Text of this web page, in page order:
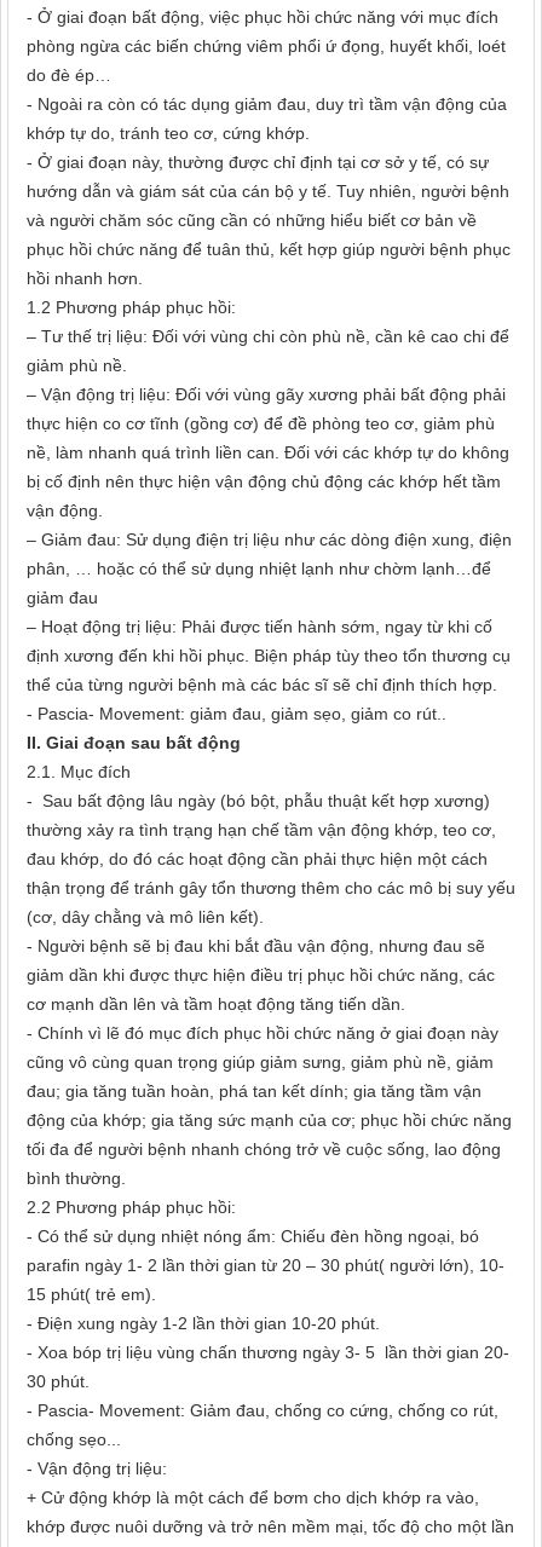
- Ở giai đoạn bất động, việc phục hồi chức năng với mục đích
phòng ngừa các biến chứng viêm phổi ứ đọng, huyết khối, loét
do đè ép…
- Ngoài ra còn có tác dụng giảm đau, duy trì tầm vận động của
khớp tự do, tránh teo cơ, cứng khớp.
- Ở giai đoạn này, thường được chỉ định tại cơ sở y tế, có sự
hướng dẫn và giám sát của cán bộ y tế. Tuy nhiên, người bệnh
và người chăm sóc cũng cần có những hiểu biết cơ bản về
phục hồi chức năng để tuân thủ, kết hợp giúp người bệnh phục
hồi nhanh hơn.
1.2 Phương pháp phục hồi:
– Tư thế trị liệu: Đối với vùng chi còn phù nề, cần kê cao chi để
giảm phù nề.
– Vận động trị liệu: Đối với vùng gãy xương phải bất động phải
thực hiện co cơ tĩnh (gồng cơ) để đề phòng teo cơ, giảm phù
nề, làm nhanh quá trình liền can. Đối với các khớp tự do không
bị cố định nên thực hiện vận động chủ động các khớp hết tầm
vận động.
– Giảm đau: Sử dụng điện trị liệu như các dòng điện xung, điện
phân, … hoặc có thể sử dụng nhiệt lạnh như chờm lạnh…để
giảm đau
– Hoạt động trị liệu: Phải được tiến hành sớm, ngay từ khi cố
định xương đến khi hồi phục. Biện pháp tùy theo tổn thương cụ
thể của từng người bệnh mà các bác sĩ sẽ chỉ định thích hợp.
- Pascia- Movement: giảm đau, giảm sẹo, giảm co rút..
II. Giai đoạn sau bất động
2.1. Mục đích
- Sau bất động lâu ngày (bó bột, phẫu thuật kết hợp xương)
thường xảy ra tình trạng hạn chế tầm vận động khớp, teo cơ,
đau khớp, do đó các hoạt động cần phải thực hiện một cách
thận trọng để tránh gây tổn thương thêm cho các mô bị suy yếu
(cơ, dây chằng và mô liên kết).
- Người bệnh sẽ bị đau khi bắt đầu vận động, nhưng đau sẽ
giảm dần khi được thực hiện điều trị phục hồi chức năng, các
cơ mạnh dần lên và tầm hoạt động tăng tiến dần.
- Chính vì lẽ đó mục đích phục hồi chức năng ở giai đoạn này
cũng vô cùng quan trọng giúp giảm sưng, giảm phù nề, giảm
đau; gia tăng tuần hoàn, phá tan kết dính; gia tăng tầm vận
động của khớp; gia tăng sức mạnh của cơ; phục hồi chức năng
tối đa để người bệnh nhanh chóng trở về cuộc sống, lao động
bình thường.
2.2 Phương pháp phục hồi:
- Có thể sử dụng nhiệt nóng ẩm: Chiếu đèn hồng ngoại, bó
parafin ngày 1- 2 lần thời gian từ 20 – 30 phút( người lớn), 10-
15 phút( trẻ em).
- Điện xung ngày 1-2 lần thời gian 10-20 phút.
- Xoa bóp trị liệu vùng chấn thương ngày 3- 5 lần thời gian 20-
30 phút.
- Pascia- Movement: Giảm đau, chống co cứng, chống co rút,
chống sẹo...
- Vận động trị liệu:
+ Cử động khớp là một cách để bơm cho dịch khớp ra vào,
khớp được nuôi dưỡng và trở nên mềm mại, tốc độ cho một lần